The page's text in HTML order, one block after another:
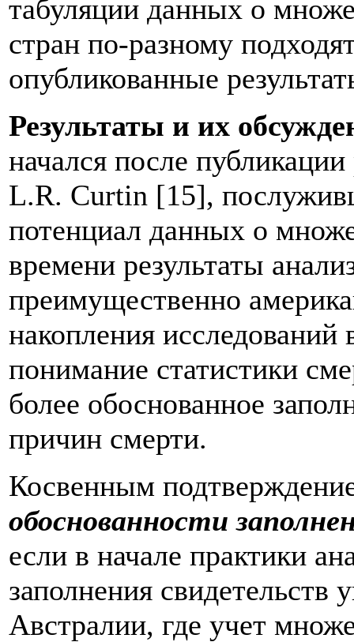
табуляции данных о
стран по-разному
опубликованные
Результаты и их
начался после
L.R. Curtin [15],
потенциал данных о
времени результаты
преимущественно
накопления
понимание статистики
более обоснованное
причин смерти.
Косвенным
обоснованности
если в начале практики
заполнения свидетельств
Австралии, где учет